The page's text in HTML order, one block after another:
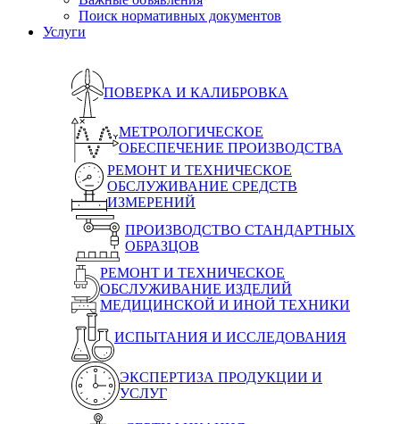
Поиск нормативных документов
Услуги
ПОВЕРКА И КАЛИБРОВКА
МЕТРОЛОГИЧЕСКОЕ
ОБЕСПЕЧЕНИЕ ПРОИЗВОДСТВА
РЕМОНТ И ТЕХНИЧЕСКОЕ
ОБСЛУЖИВАНИЕ СРЕДСТВ
ИЗМЕРЕНИЙ
ПРОИЗВОДСТВО СТАНДАРТНЫХ
ОБРАЗЦОВ
РЕМОНТ И ТЕХНИЧЕСКОЕ
ОБСЛУЖИВАНИЕ ИЗДЕЛИЙ
МЕДИЦИНСКОЙ И ИНОЙ ТЕХНИКИ
ИСПЫТАНИЯ И ИССЛЕДОВАНИЯ
ЭКСПЕРТИЗА ПРОДУКЦИИ И
УСЛУГ